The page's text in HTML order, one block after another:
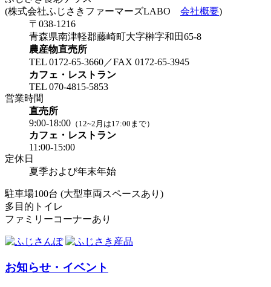
(株式会社ふじさきファーマーズLABO 会社概要)
〒038-1216
青森県南津軽郡藤崎町大字榊字和田65-8
農産物直売所
TEL 0172-65-3660／FAX 0172-65-3945
カフェ・レストラン
TEL 070-4815-5853
営業時間
直売所
9:00-18:00 （12~2月は17:00まで）
カフェ・レストラン
11:00-15:00
定休日
夏季および年末年始
駐車場100台 (大型車両スペースあり)
多目的トイレ
ファミリーコーナーあり
お知らせ・イベント